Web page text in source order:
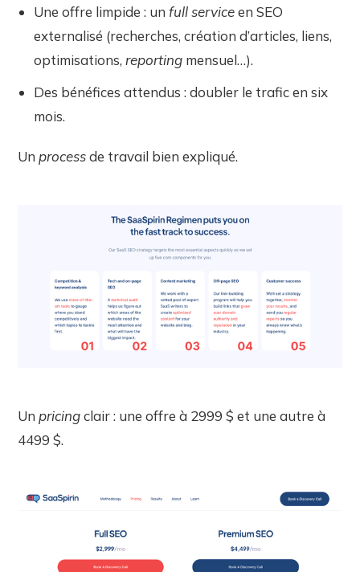
Une offre limpide : unfull serviceen SEO
externalisé (recherches, création d’articles, liens,
optimisations,reporting mensuel…).
Des bénéfices attendus : doubler le trafic en six
mois.
Unprocessde travail bien expliqué.
Un pricingclair : une offre à 2999 $ et une autre à
4499 $.